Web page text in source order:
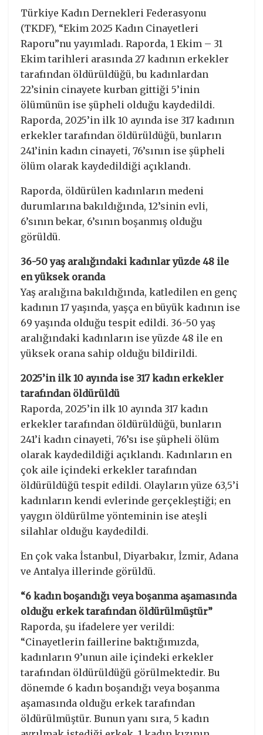
Türkiye Kadın Dernekleri Federasyonu
(TKDF), “Ekim 2025 Kadın Cinayetleri
Raporu”nu yayımladı. Raporda, 1 Ekim – 31
Ekim tarihleri arasında 27 kadının erkekler
tarafından öldürüldüğü, bu kadınlardan
22’sinin cinayete kurban gittiği 5’inin
ölümünün ise şüpheli olduğu kaydedildi.
Raporda, 2025’in ilk 10 ayında ise 317 kadının
erkekler tarafından öldürüldüğü, bunların
241’inin kadın cinayeti, 76’sının ise şüpheli
ölüm olarak kaydedildiği açıklandı.
Raporda, öldürülen kadınların medeni
durumlarına bakıldığında, 12’sinin evli,
6’sının bekar, 6’sının boşanmış olduğu
görüldü.
36-50 yaş aralığındaki kadınlar yüzde 48 ile
en yüksek oranda
Yaş aralığına bakıldığında, katledilen en genç
kadının 17 yaşında, yaşça en büyük kadının ise
69 yaşında olduğu tespit edildi. 36-50 yaş
aralığındaki kadınların ise yüzde 48 ile en
yüksek orana sahip olduğu bildirildi.
2025’in ilk 10 ayında ise 317 kadın erkekler
tarafından öldürüldü
Raporda, 2025’in ilk 10 ayında 317 kadın
erkekler tarafından öldürüldüğü, bunların
241’i kadın cinayeti, 76’sı ise şüpheli ölüm
olarak kaydedildiği açıklandı. Kadınların en
çok aile içindeki erkekler tarafından
öldürüldüğü tespit edildi. Olayların yüze 63,5’i
kadınların kendi evlerinde gerçekleştiği; en
yaygın öldürülme yönteminin ise ateşli
silahlar olduğu kaydedildi.
En çok vaka İstanbul, Diyarbakır, İzmir, Adana
ve Antalya illerinde görüldü.
“6 kadın boşandığı veya boşanma aşamasında
olduğu erkek tarafından öldürülmüştür”
Raporda, şu ifadelere yer verildi:
“Cinayetlerin faillerine baktığımızda,
kadınların 9’unun aile içindeki erkekler
tarafından öldürüldüğü görülmektedir. Bu
dönemde 6 kadın boşandığı veya boşanma
aşamasında olduğu erkek tarafından
öldürülmüştür. Bunun yanı sıra, 5 kadın